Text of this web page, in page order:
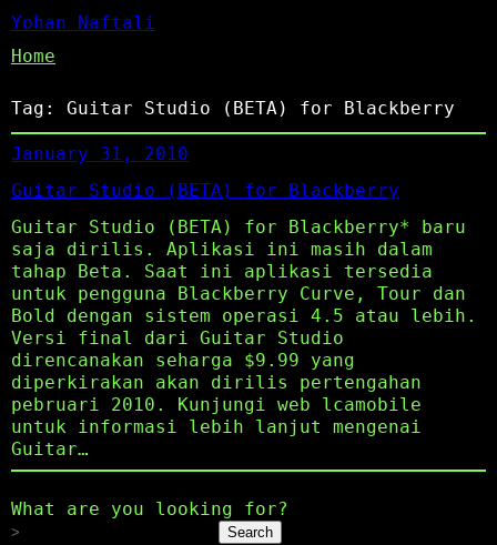
Yohan Naftali
Home
Tag: Guitar Studio (BETA) for Blackberry
January 31, 2010
Guitar Studio (BETA) for Blackberry
Guitar Studio (BETA) for Blackberry* baru
saja dirilis. Aplikasi ini masih dalam
tahap Beta. Saat ini aplikasi tersedia
untuk pengguna Blackberry Curve, Tour dan
Bold dengan sistem operasi 4.5 atau lebih.
Versi final dari Guitar Studio
direncanakan seharga $9.99 yang
diperkirakan akan dirilis pertengahan
pebruari 2010. Kunjungi web lcamobile
untuk informasi lebih lanjut mengenai
Guitar…
What are you looking for?
Search